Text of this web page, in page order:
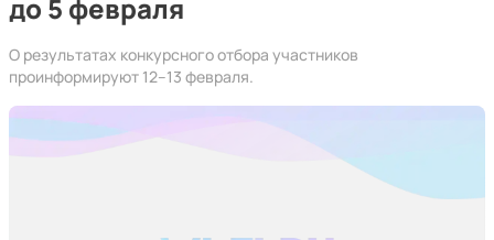
до 5 февраля
О результатах конкурсного отбора участников
проинформируют 12–13 февраля.